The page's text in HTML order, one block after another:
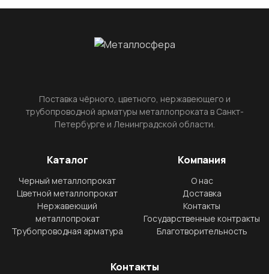
Поставка чёрного, цветного, нержавеющего и
трубопроводной арматуры металлопроката в Санкт-
Петербурге и Ленинградской области.
Каталог
Черный металлопрокат
Цветной металлопрокат
Нержавеющий
металлопрокат
Трубопроводная арматура
Компания
О нас
Доставка
Контакты
Государственные контракты
Благотворительность
Контакты